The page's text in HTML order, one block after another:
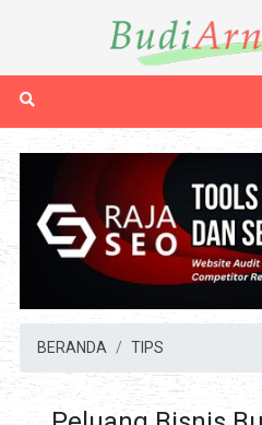
BERANDA TIPS